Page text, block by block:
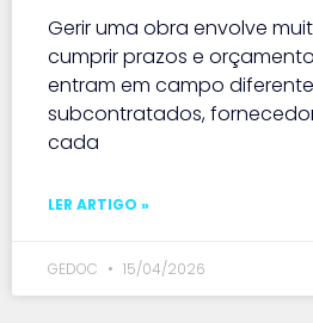
Gerir uma obra envolve
cumprir prazos e
entram em campo
subcontratados,
cada
LER ARTIGO »
GEDOC 15/04/2026